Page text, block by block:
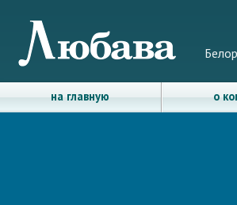
на главную о